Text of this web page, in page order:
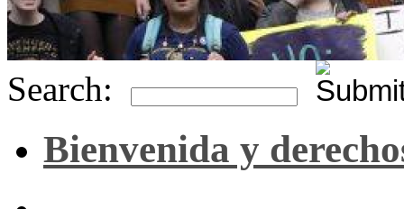
Search:
Bienvenida y